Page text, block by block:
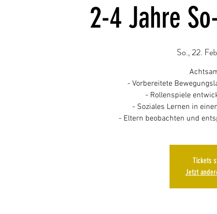
2-4 Jahre
So., 22.
- Vorbereitete
- Rollenspiele
- Soziales Lernen in
Tickets
Jetzt